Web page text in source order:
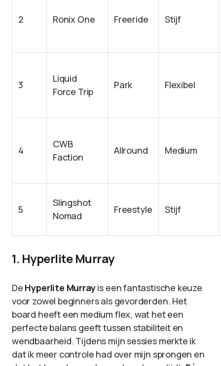
2 Ronix One Freeride Stijf
3
Liquid
Force Trip
Park Flexibel
4
CWB
Faction
Allround Medium
5
Slingshot
Nomad
Freestyle Stijf
1. Hyperlite Murray
De Hyperlite Murrayis een fantastische keuze
voor zowel beginners als gevorderden. Het
board heeft een medium flex, wat het een
perfecte balans geeft tussen stabiliteit en
wendbaarheid. Tijdens mijn sessies merkte ik
dat ik meer controle had over mijn sprongen en